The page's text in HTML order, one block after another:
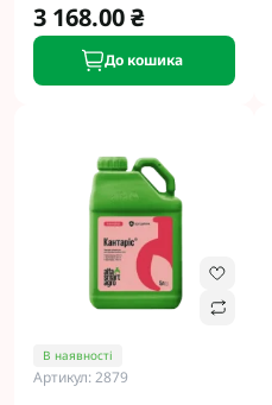
3 168.00 ₴
До кошика
В наявності
Артикул: 2879